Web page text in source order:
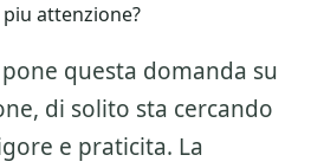
attenzione?
questa domanda su
, di solito sta cercando
e praticita. La